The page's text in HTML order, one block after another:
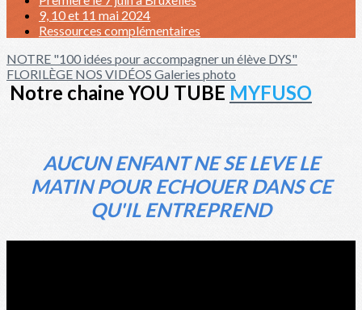
9, 10 et 11 mai 2024
Ressources complémentaires
NOTRE "100 idées pour accompagner un élève DYS"
FLORILÈGE NOS VIDÉOS Galeries photo
Notre chaine YOU TUBE MYFUSO
AUCUN ENFANT NE SE LEVE LE
MATIN POUR ECHOUER DANS CE
QU'IL ENTREPREND